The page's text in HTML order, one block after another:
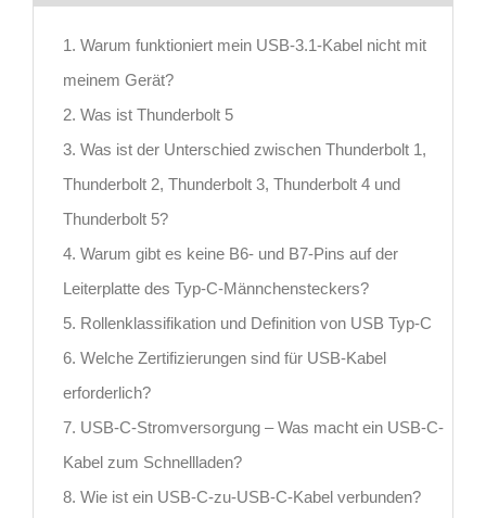
1. Warum funktioniert mein USB-3.1-Kabel nicht mit
meinem Gerät?
2. Was ist Thunderbolt 5
3. Was ist der Unterschied zwischen Thunderbolt 1,
Thunderbolt 2, Thunderbolt 3, Thunderbolt 4 und
Thunderbolt 5?
4. Warum gibt es keine B6- und B7-Pins auf der
Leiterplatte des Typ-C-Männchensteckers?
5. Rollenklassifikation und Definition von USB Typ-C
6. Welche Zertifizierungen sind für USB-Kabel
erforderlich?
7. USB-C-Stromversorgung – Was macht ein USB-C-
Kabel zum Schnellladen?
8. Wie ist ein USB-C-zu-USB-C-Kabel verbunden?